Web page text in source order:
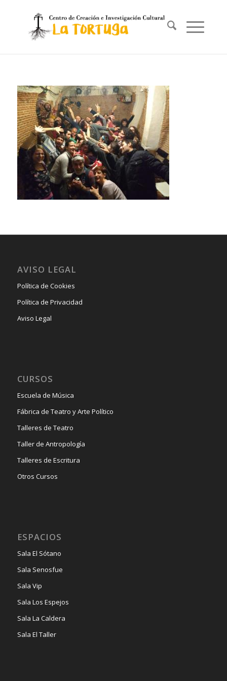
AVISO LEGAL
Política de Cookies
Política de Privacidad
Aviso Legal
CURSOS
Escuela de Música
Fábrica de Teatro y Arte Político
Talleres de Teatro
Taller de Antropología
Talleres de Escritura
Otros Cursos
ESPACIOS
Sala El Sótano
Sala Senosfue
Sala Vip
Sala Los Espejos
Sala La Caldera
Sala El Taller